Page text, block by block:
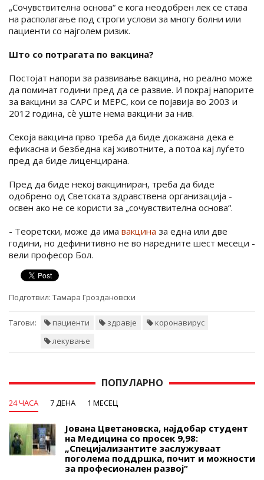
„Сочувствителна основа“ е кога неодобрен лек се става
на располагање под строги услови за многу болни или
пациенти со најголем ризик.
Што со потрагата по вакцина?
Постојат напори за развивање вакцина, но реално може
да поминат години пред да се развие. И покрај напорите
за вакцини за САРС и МЕРС, кои се појавија во 2003 и
2012 година, сè уште нема вакцини за нив.
Секоја вакцина прво треба да биде докажана дека е
ефикасна и безбедна кај животните, а потоа кај луѓето
пред да биде лиценцирана.
Пред да биде некој вакциниран, треба да биде
одобрено од Светската здравствена организација -
освен ако не се користи за „сочувствителна основа“.
- Теоретски, може да има вакцина за една или две
години, но дефинитивно не во наредните шест месеци -
вели професор Бол.
Подготвил: Тамара Гроздановски
Тагови: пациенти здравје
коронавирус
лекување
ПОПУЛАРНО
24 ЧАСА 7 ДЕНА 1 МЕСЕЦ
Јована Цветановска, најдобар студент
на Медицина со просек 9,98:
„Специјализантите заслужуваат
поголема поддршка, почит и можности
за професионален развој“